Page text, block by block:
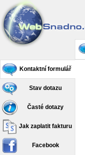
Kontaktní formulář
Stav dotazu
Časté dotazy
Jak zaplatit fakturu
Facebook